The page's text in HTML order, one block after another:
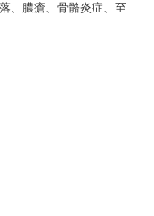
、膿瘡、骨骼炎症、至